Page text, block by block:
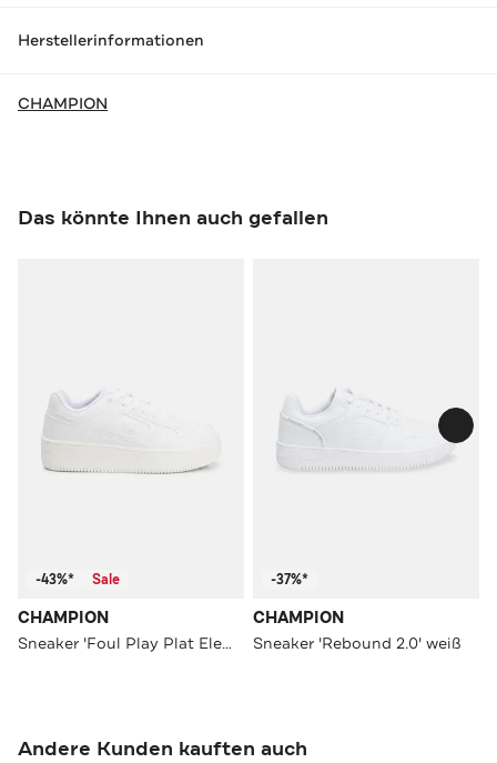
Herstellerinformationen
CHAMPION
Das könnte Ihnen auch gefallen
-43%* Sale
CHAMPION
Sneaker 'Foul Play Plat Element' weiß
-37%*
CHAMPION
Sneaker 'Rebound 2.0' weiß
Andere Kunden kauften auch